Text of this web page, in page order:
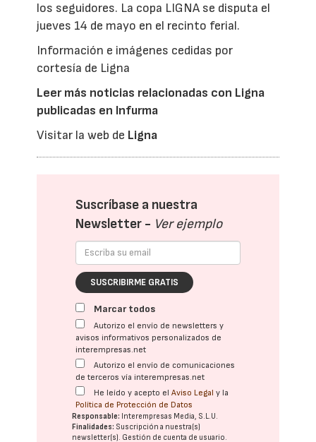
los seguidores. La copa LIGNA se disputa el
jueves 14 de mayo en el recinto ferial.
Información e imágenes cedidas por
cortesía de Ligna
Leer más noticias relacionadas con Ligna
publicadas en Infurma
Visitar la web de Ligna
Suscríbase a nuestra
Newsletter - Ver ejemplo
SUSCRIBIRME GRATIS
Marcar todos
Autorizo el envío de newsletters y
avisos informativos personalizados de
interempresas.net
Autorizo el envío de comunicaciones
de terceros vía interempresas.net
He leído y acepto elAviso Legal y la
Política de Protección de Datos
Responsable: Interempresas Media, S.L.U.
Finalidades: Suscripción a nuestra(s)
newsletter(s). Gestión de cuenta de usuario.